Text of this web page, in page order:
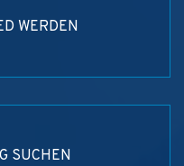
WERDEN
SUCHEN